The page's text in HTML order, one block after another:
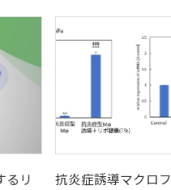
るリ
抗炎症誘導マクロ